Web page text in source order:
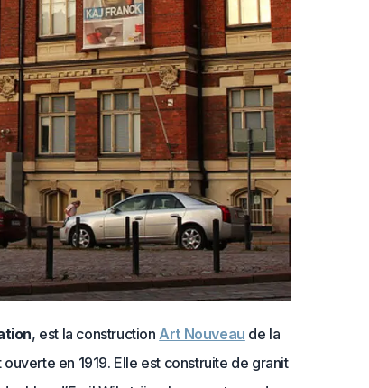
, est la constructionArt Nouveau de la
en 1919. Elle est construite de granit